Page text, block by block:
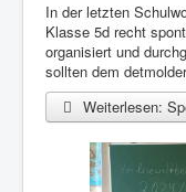
In der letzten
Klasse 5d recht
organisiert und
sollten dem
Weiterlesen: